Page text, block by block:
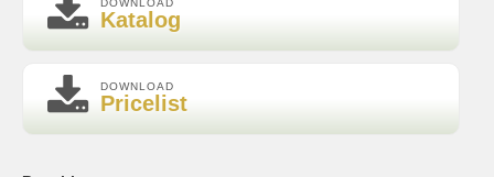
DOWNLOAD
Katalog
DOWNLOAD
Pricelist